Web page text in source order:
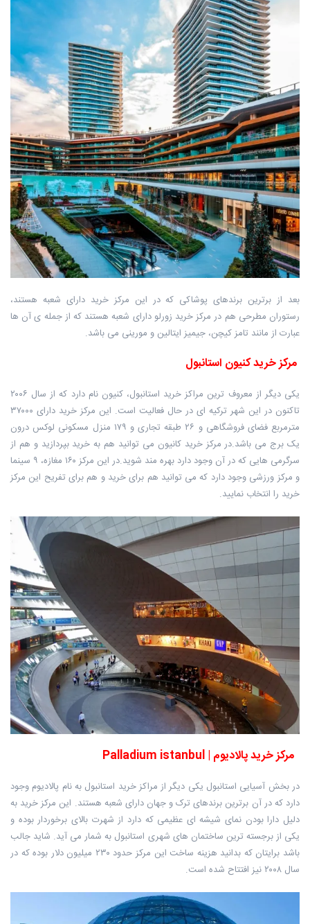
بعد از برترین برندهای پوشاکی که در این مرکز خرید دارای شعبه هستند،
رستوران مطرحی هم در مرکز خرید زورلو دارای شعبه هستند که از جمله ی آن ها
عبارت از مانند تامز کیچن، جیمیز ایتالین و مورینی می باشد.
مرکز خرید کنیون استانبول
یکی دیگر از معروف ترین مراکز خرید استانبول، کنیون نام دارد که از سال ۲۰۰۶
تاکنون در این شهر ترکیه ای در حال فعالیت است. این مرکز خرید دارای ۳۷۰۰۰
مترمربع فضای فروشگاهی و ۲۶ طبقه تجاری و ۱۷۹ منزل مسکونی لوکس درون
یک برج می باشد.در مرکز خرید کانیون می توانید هم به خرید بپردازید و هم از
سرگرمی هایی که در آن وجود دارد بهره مند شوید.در این مرکز ۱۶۰ مغازه، ۹ سینما
و مرکز ورزشی وجود دارد که می توانید هم برای خرید و هم برای تفریح این مرکز
خرید را انتخاب نمایید.
مرکز خرید پالادیوم | Palladium istanbul
در بخش آسیایی استانبول یکی دیگر از مراکز خرید استانبول به نام پالادیوم وجود
دارد که در آن برترین برندهای ترک و جهان دارای شعبه هستند. این مرکز خرید به
دلیل دارا بودن نمای شیشه ای عظیمی که دارد از شهرت بالای برخوردار بوده و
یکی از برجسته ترین ساختمان های شهری استانبول به شمار می آید. شاید جالب
باشد برایتان که بدانید هزینه ساخت این مرکز حدود ۲۳۰ میلیون دلار بوده که در
سال ۲۰۰۸ نیز افتتاح شده است.